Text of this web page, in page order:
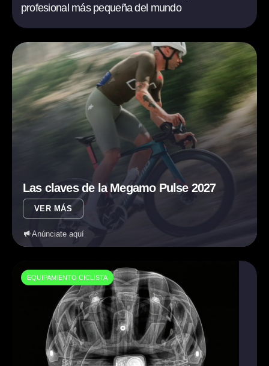
profesional más pequeña del mundo
Las claves de la Megamo Pulse 2027
VER MÁS
Anúnciate aquí
EQUIPAMIENTO CICLISTA